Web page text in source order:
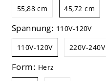
55,88 cm 45,72 cm
Spannung: 110V-120V
110V-120V 220V-240V
Form: Herz